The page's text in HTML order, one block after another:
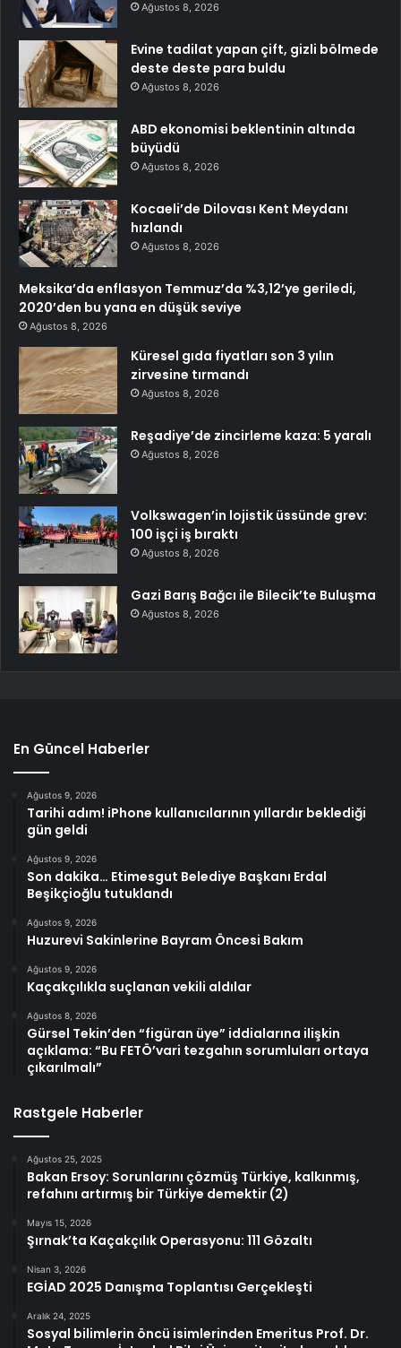
Ağustos 8, 2026
Evine tadilat yapan çift, gizli bölmede
deste deste para buldu
Ağustos 8, 2026
ABD ekonomisi beklentinin altında
büyüdü
Ağustos 8, 2026
Kocaeli’de Dilovası Kent Meydanı
hızlandı
Ağustos 8, 2026
Meksika’da enflasyon Temmuz’da %3,12’ye geriledi,
2020’den bu yana en düşük seviye
Ağustos 8, 2026
Küresel gıda fiyatları son 3 yılın
zirvesine tırmandı
Ağustos 8, 2026
Reşadiye’de zincirleme kaza: 5 yaralı
Ağustos 8, 2026
Volkswagen’in lojistik üssünde grev:
100 işçi iş bıraktı
Ağustos 8, 2026
Gazi Barış Bağcı ile Bilecik’te Buluşma
Ağustos 8, 2026
En Güncel Haberler
Ağustos 9, 2026
Tarihi adım! iPhone kullanıcılarının yıllardır beklediği
gün geldi
Ağustos 9, 2026
Son dakika… Etimesgut Belediye Başkanı Erdal
Beşikçioğlu tutuklandı
Ağustos 9, 2026
Huzurevi Sakinlerine Bayram Öncesi Bakım
Ağustos 9, 2026
Kaçakçılıkla suçlanan vekili aldılar
Ağustos 8, 2026
Gürsel Tekin’den “figüran üye” iddialarına ilişkin
açıklama: “Bu FETÖ’vari tezgahın sorumluları ortaya
çıkarılmalı”
Rastgele Haberler
Ağustos 25, 2025
Bakan Ersoy: Sorunlarını çözmüş Türkiye, kalkınmış,
refahını artırmış bir Türkiye demektir (2)
Mayıs 15, 2026
Şırnak’ta Kaçakçılık Operasyonu: 111 Gözaltı
Nisan 3, 2026
EGİAD 2025 Danışma Toplantısı Gerçekleşti
Aralık 24, 2025
Sosyal bilimlerin öncü isimlerinden Emeritus Prof. Dr.